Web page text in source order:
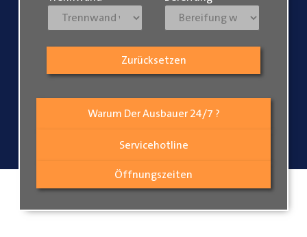
Warum Der Ausbauer 24/7 ?
Servicehotline
Öffnungszeiten
Zurücksetzen